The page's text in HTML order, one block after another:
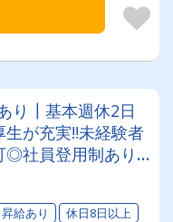
り┃基本週休2日
が充実‼未経験者
◎社員登用制あり
シ！ 無理せずに
☆業績も順調に伸
昇給あり 休日8日以上